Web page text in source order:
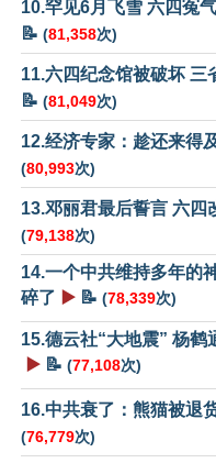
10.罕见6月飞雪 六四冤
📝 (81,358次)
11.六四纪念馆被破坏 三
📝 (81,049次)
12.经济专家：趁还来得
(80,993次)
13.邓丽君最后誓言 六四
(79,138次)
14.一个中共维持多年的
碎了 ▶️ 📝 (78,339次)
15.德云社“大地震” 杨鹤
▶️ 📝 (77,108次)
16.中共衰了：熊猫被退
(76,779次)